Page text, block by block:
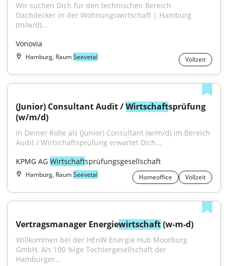
Wir suchen Dich für den technischen Bereich
Dachdecker in der Wohnungswirtschaft | Hamburg
(m/w/d)...
Vonovia
Hamburg, RaumSeevetal Vollzeit
(Junior) Consultant Audit / Wirtschaftsprüfung
(w/m/d)
In Deiner Rolle als (Junior) Consultant (w/m/d) im Bereich
Audit / Wirtschaftsprüfung erwartet Dich...
KPMG AG Wirtschaftsprüfungsgesellschaft
Hamburg, RaumSeevetal Homeoffice Vollzeit
Vertragsmanager Energiewirtschaft (w-m-d)
Willkommen bei der HEnW Energie Hub Moorburg
GmbH. Als 100 %ige Tochtergesellschaft der
Hamburger...